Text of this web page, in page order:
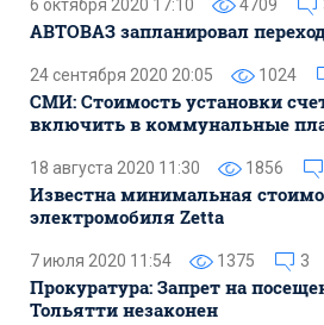
6 октября 2020 17:10 4709
АВТОВАЗ запланировал
24 сентября 2020 20:05 1024
СМИ: Стоимость установки
включить в коммунальные
18 августа 2020 11:30 1856
Известна минимальная
электромобиля Zetta
7 июля 2020 11:54 1375 3
Прокуратура: Запрет на
Тольятти незаконен